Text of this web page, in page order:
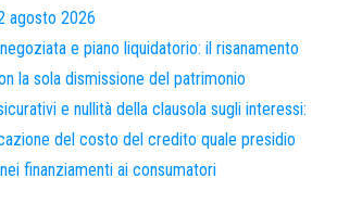
agosto 2026
e piano liquidatorio: il risanamento
la sola dismissione del patrimonio
e nullità della clausola sugli interessi:
del costo del credito quale presidio
finanziamenti ai consumatori